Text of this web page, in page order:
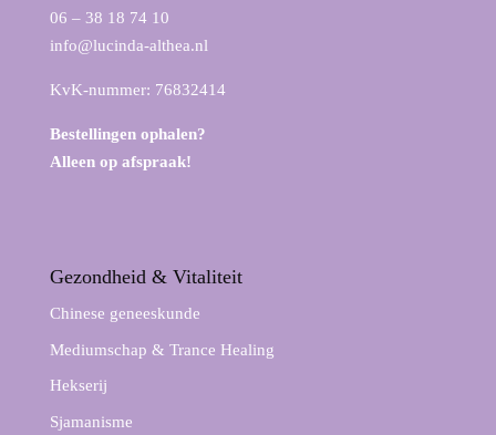
06 – 38 18 74 10
info@lucinda-althea.nl
KvK-nummer: 76832414
Bestellingen ophalen?
Alleen op afspraak!
Gezondheid & Vitaliteit
Chinese geneeskunde
Mediumschap & Trance Healing
Hekserij
Sjamanisme